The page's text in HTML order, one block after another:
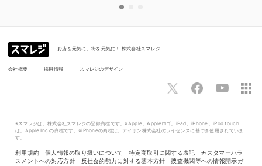
お店を元気に、街を元気に！ 株式会社スマレジ
会社概要 採用情報 スマレジのデザイン
※スマレジは、株式会社スマレジの登録商標です。※Apple、Appleロゴ、iPad、iPhone、iPod touch
は、Apple Inc.の商標です。※iPhoneの商標は、アイホン株式会社のライセンスに基づき使用されていま
す。
利用規約 個人情報の取り扱いについて |特定商取引に関する表記
カスタマーハラ
スメントへの対応方針| 反社会的勢力に対する基本方針 |捜査機関等への情報開示ガ